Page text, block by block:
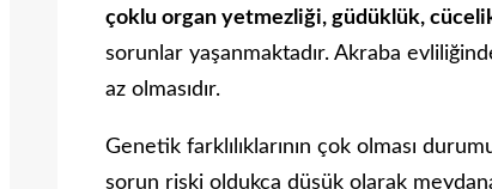
çoklu organ yetmezliği, güdüklük,
sorunlar yaşanmaktadır. Akraba
az olmasıdır.
Genetik farklılıklarının çok olması
sorun riski oldukça düşük olarak